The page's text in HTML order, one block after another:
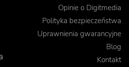
Opinie o Digitmedia
Polityka bezpieczeństwa
Uprawnienia gwarancyjne
Blog
Kontakt